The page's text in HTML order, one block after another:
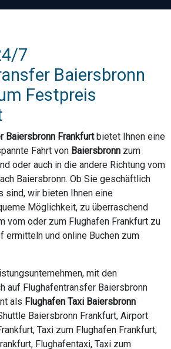
7
Baiersbronn
Festpreis
Baiersbronn Frankfurtbietet Ihnen eine
Fahrt von Baiersbronn zum
oder auch in die andere Richtung vom
Baiersbronn. Ob Sie geschäftlich
sind, wir bieten Ihnen eine
Möglichkeit, zu überraschend
vom oder zum Flughafen Frankfurt zu
ermitteln und online Buchen zum
mit den
auf Flughafentransfer Baiersbronn
als Flughafen Taxi Baiersbronn
Baiersbronn Frankfurt, Airport
Taxi zum Flughafen Frankfurt,
Flughafentaxi, Taxi zum